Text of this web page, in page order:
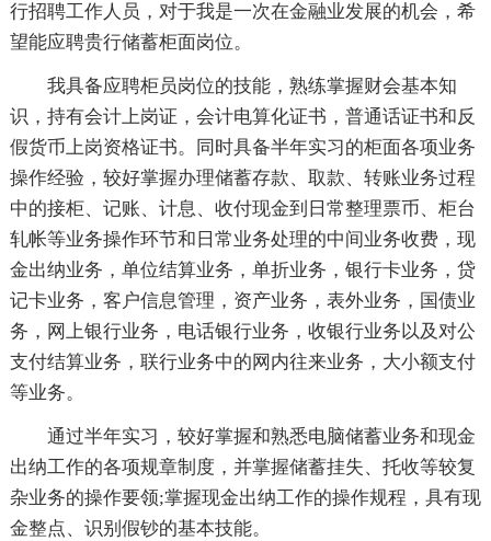
行招聘工作人员，对于我是一次在金融业发展的机会，希
望能应聘贵行储蓄柜面岗位。
我具备应聘柜员岗位的技能，熟练掌握财会基本知
识，持有会计上岗证，会计电算化证书，普通话证书和反
假货币上岗资格证书。同时具备半年实习的柜面各项业务
操作经验，较好掌握办理储蓄存款、取款、转账业务过程
中的接柜、记账、计息、收付现金到日常整理票币、柜台
轧帐等业务操作环节和日常业务处理的中间业务收费，现
金出纳业务，单位结算业务，单折业务，银行卡业务，贷
记卡业务，客户信息管理，资产业务，表外业务，国债业
务，网上银行业务，电话银行业务，收银行业务以及对公
支付结算业务，联行业务中的网内往来业务，大小额支付
等业务。
通过半年实习，较好掌握和熟悉电脑储蓄业务和现金
出纳工作的各项规章制度，并掌握储蓄挂失、托收等较复
杂业务的操作要领;掌握现金出纳工作的操作规程，具有现
金整点、识别假钞的基本技能。